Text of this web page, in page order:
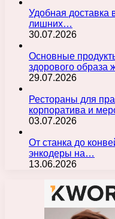
Удобная
лишних…
30.07.2026
Основные
здорового образа
29.07.2026
Рестораны для
корпоратива и
03.07.2026
От станка до
энкодеры на…
13.06.2026